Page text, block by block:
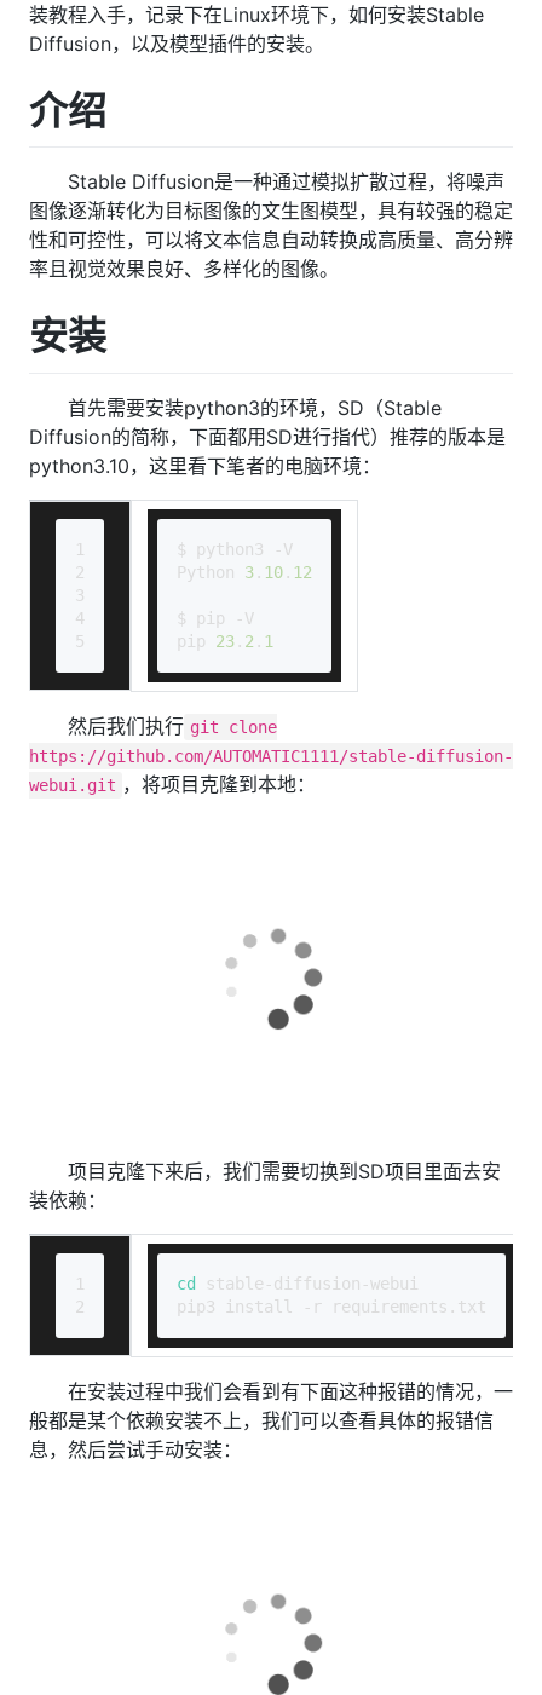
装教程入手，记录下在Linux环境下，如何安装Stable
Diffusion，以及模型插件的安装。
介绍
Stable Diffusion是一种通过模拟扩散过程，将噪声
图像逐渐转化为目标图像的文生图模型，具有较强的稳定
性和可控性，可以将文本信息自动转换成高质量、高分辨
率且视觉效果良好、多样化的图像。
安装
首先需要安装python3的环境，SD（Stable
Diffusion的简称，下面都用SD进行指代）推荐的版本是
python3.10，这里看下笔者的电脑环境：
1
2
3
4
5
$ python3 -V
Python 3 . 10 . 12
$ pip -V
pip 23 . 2 . 1
然后我们执行 git clone
https://github.com/AUTOMATIC1111/stable-diffusion-
webui.git ，将项目克隆到本地：
项目克隆下来后，我们需要切换到SD项目里面去安
装依赖：
1
2
cd
stable-diffusion-webui
pip3 install -r requirements.txt
在安装过程中我们会看到有下面这种报错的情况，一
般都是某个依赖安装不上，我们可以查看具体的报错信
息，然后尝试手动安装：